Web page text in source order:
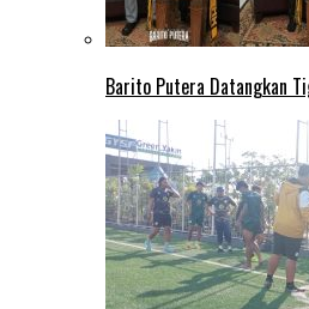
Barito Putera Datangkan